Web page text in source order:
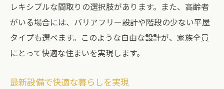
庭やテラスを活かしたアウトドアライフ
購入者ニーズに応える一戸建の設計プランとは
多様なニーズに応えるプランバリエーショ
ン
現代のライフスタイルに適した機能性
レキシブルな間取りの選択肢があります。また、高齢者
がいる場合には、バリアフリー設計や階段の少ない平屋
タイプも選べます。このような自由な設計が、家族全員
にとって快適な住まいを実現します。
最新設備で快適な暮らしを実現